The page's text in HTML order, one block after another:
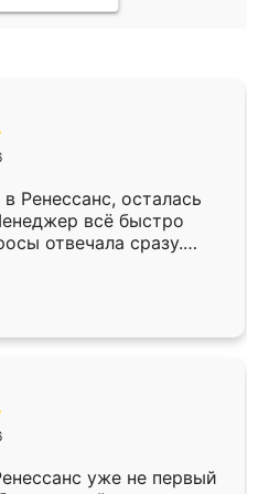
Ренессанс, осталась
всё быстро
отвечала сразу.
субботу, подошёл к
Собрали
аккуратно, даже
уже не первый